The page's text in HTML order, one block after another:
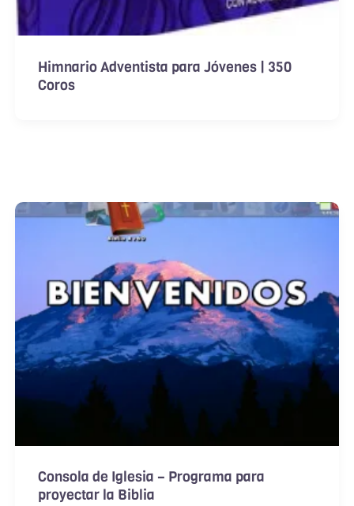
Himnario Adventista para Jóvenes | 350
Coros
Consola de Iglesia – Programa para
proyectar la Biblia